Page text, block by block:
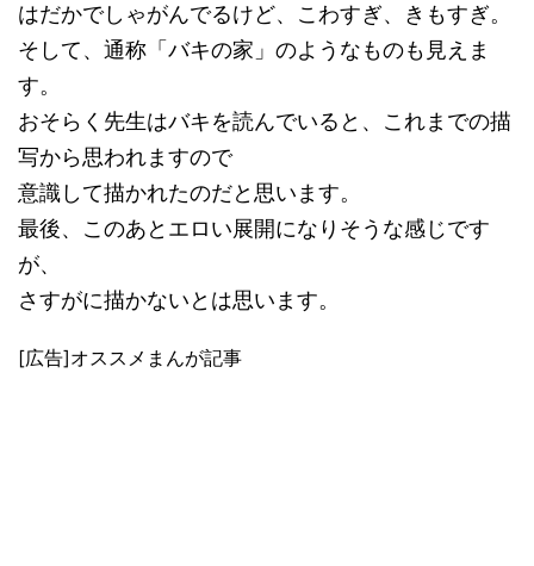
はだかでしゃがんでるけど、こわすぎ、きもすぎ。
そして、通称「バキの家」のようなものも見えま
す。
おそらく先生はバキを読んでいると、これまでの描
写から思われますので
意識して描かれたのだと思います。
最後、このあとエロい展開になりそうな感じです
が、
さすがに描かないとは思います。
[広告]オススメまんが記事